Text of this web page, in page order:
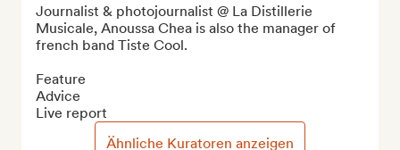
Journalist & photojournalist @ La Distillerie
Musicale, Anoussa Chea is also the manager of
french band Tiste Cool.
Feature
Advice
Live report
Ähnliche Kuratoren anzeigen